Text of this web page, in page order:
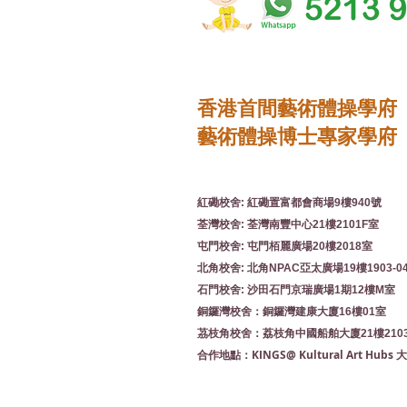
香港首間藝術體操學府
藝術體操博士專家學府
紅磡校舍: 紅磡置富都會商場9樓940號
荃灣校舍: 荃灣南豐中心21樓2101F室
屯門校舍: 屯門栢麗廣場20樓2018室
北角校舍: 北角NPAC亞太廣場19樓1903-
石門校舍: 沙田石門京瑞廣場1期12樓M室
銅鑼灣校舍：銅鑼灣建康大廈16樓01室
茘枝角校舍：荔枝角中國船舶大廈21樓
合作地點： KINGS@ Kultural Art Hubs